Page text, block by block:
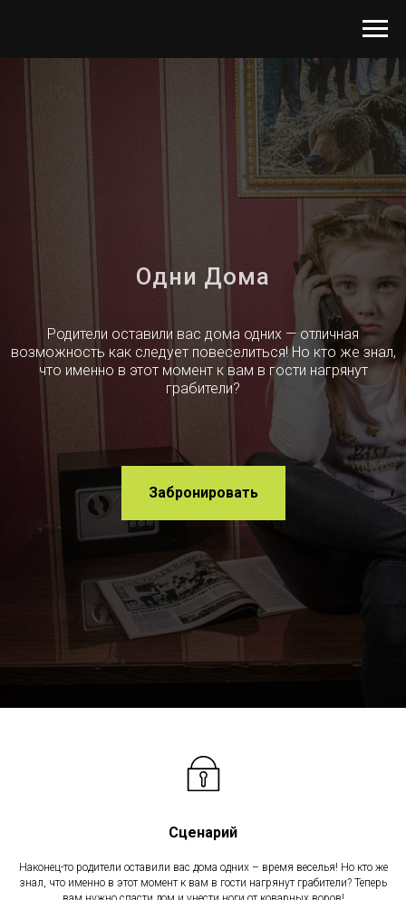
Одни Дома
Родители оставили вас дома одних — отличная
возможность как следует повеселиться! Но кто же знал,
что именно в этот момент к вам в гости нагрянут
грабители?
Забронировать
Сценарий
Наконец-то родители оставили вас дома одних – время веселья! Но кто же
знал, что именно в этот момент к вам в гости нагрянут грабители? Теперь